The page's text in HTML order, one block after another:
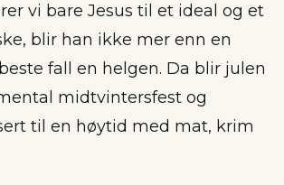
vi bare Jesus til et ideal og et
blir han ikke mer enn en
fall en helgen. Da blir julen
midtvintersfest og
til en høytid med mat, krim